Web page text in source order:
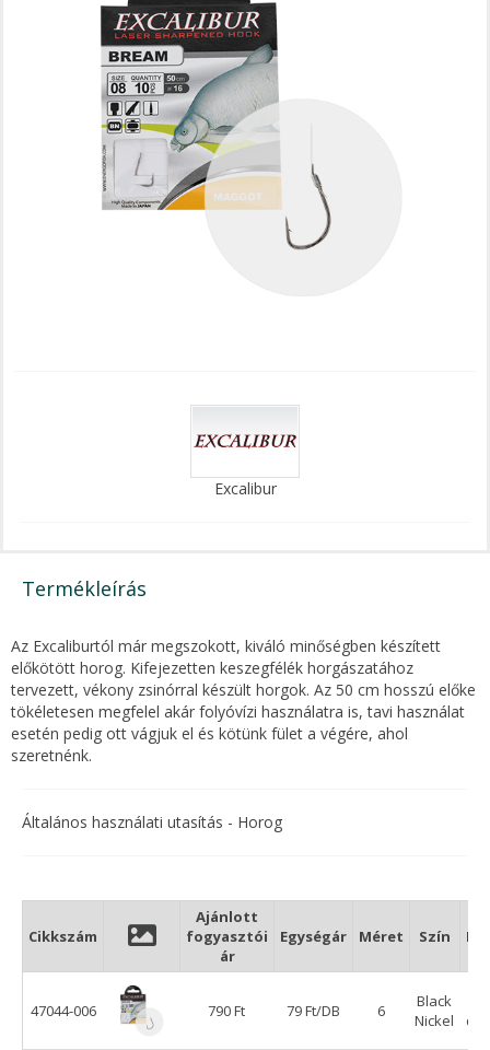
Excalibur
Termékleírás
Az Excaliburtól már megszokott, kiváló minőségben készített
előkötött horog. Kifejezetten keszegfélék horgászatához
tervezett, vékony zsinórral készült horgok. Az 50 cm hosszú előke
tökéletesen megfelel akár folyóvízi használatra is, tavi használat
esetén pedig ott vágjuk el és kötünk fület a végére, ahol
szeretnénk.
Általános használati utasítás - Horog
Cikkszám
Ajánlott
fogyasztói
ár
Egységár Méret Szín
47044-006 790 Ft 79 Ft/DB 6
Black
Nickel